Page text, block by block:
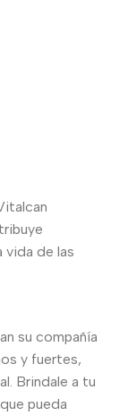
vida de las
su compañía
y fuertes,
Brindale a tu
pueda